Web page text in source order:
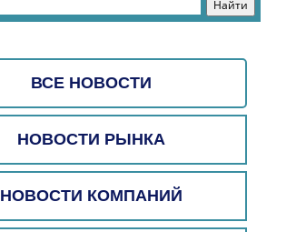
ВСЕ НОВОСТИ
НОВОСТИ РЫНКА
НОВОСТИ КОМПАНИЙ